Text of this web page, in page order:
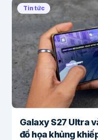
Tin tức
Galaxy S27 Ultra
đồ họa khủng